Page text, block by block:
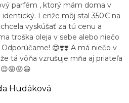
parfém , ktorý mám doma v
identický. Lenže môj stal 350€ na
vyskúšať za tú cenu a
troška oleja v sebe alebo niečo
😍❣️❣️ A má niečo v
tá vôňa vzrušuje mňa aj priateľa
😉😝😝😃
Hudáková